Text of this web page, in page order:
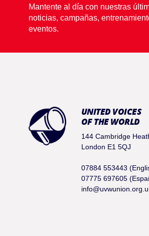
Mantente al día con nuestras
noticias, campañas,
eventos.
UNITED VOICES
OF THE WORLD
144 Cambridge
London E1 5QJ
07884 553443
07775 697605